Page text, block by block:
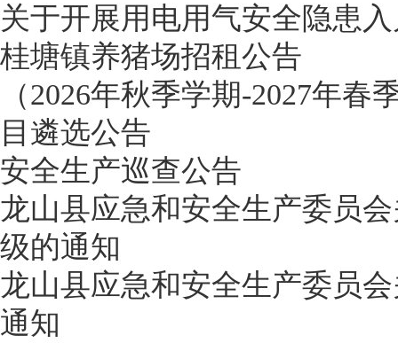
关于开展用电用气安全隐患
桂塘镇养猪场招租公告
（2026年秋季学期-2027年
目遴选公告
安全生产巡查公告
龙山县应急和安全生产委员
级的通知
龙山县应急和安全生产委员
通知